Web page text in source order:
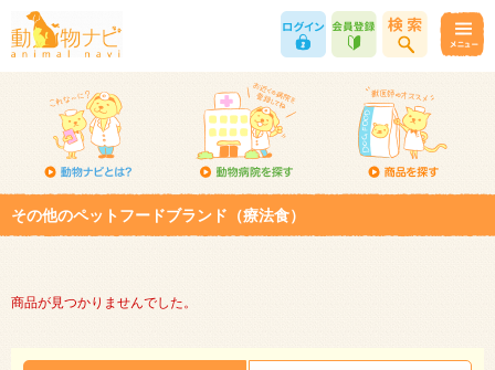
その他のペットフードブランド（療法食）
商品が見つかりませんでした。